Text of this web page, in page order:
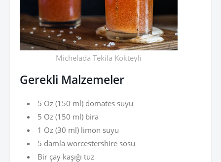
Michelada Tekila Kokteyli
Gerekli Malzemeler
5 Oz (150 ml) domates suyu
5 Oz (150 ml) bira
1 Oz (30 ml) limon suyu
5 damla worcestershire sosu
Bir çay kaşığı tuz